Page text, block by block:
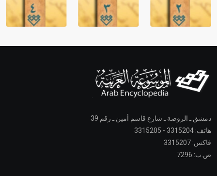
دمشق ـ الروضة ـ شارع قاسم أمين ـ رقم 39
هاتف: 3315204 - 3315205
فاكس: 3315207
ص.ب: 7296